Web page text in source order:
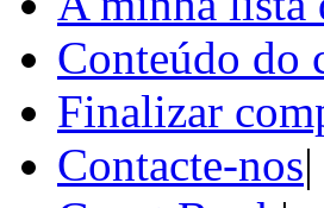
Conteúdo do
Finalizar
Contacte-nos|